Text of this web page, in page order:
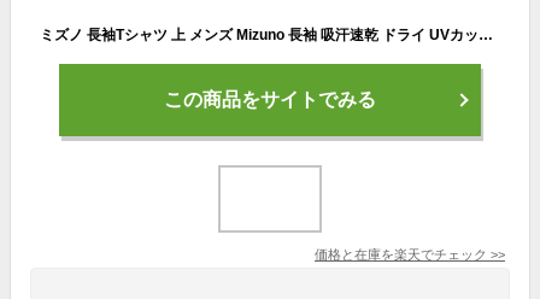
ミズノ 長袖Tシャツ 上 メンズ Mizuno 長袖 吸汗速乾 ドライ UVカット ロンT ワンポイント マルチトレーニング ナビドライ 32MA1195 新作| 大きいサイズ 有 プラクティスシャツ プラシャツ スポーツウェア トレーニングウェア
この商品をサイトでみる
価格と在庫を楽天でチェック >>